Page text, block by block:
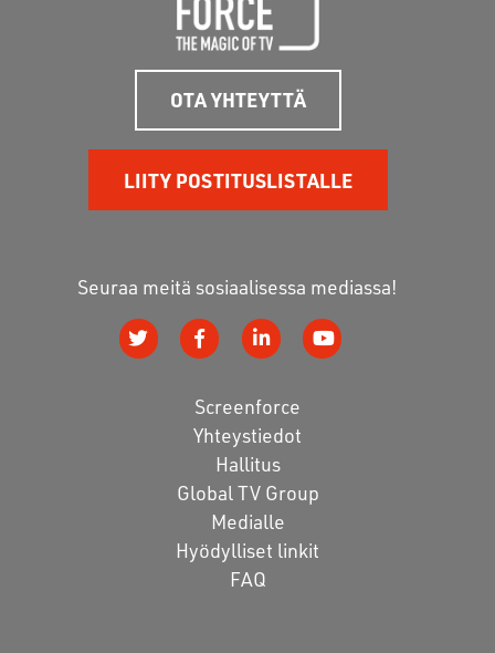
OTA YHTEYTTÄ
LIITY POSTITUSLISTALLE
Seuraa meitä sosiaalisessa mediassa!
Screenforce
Yhteystiedot
Hallitus
Global TV Group
Medialle
Hyödylliset linkit
FAQ